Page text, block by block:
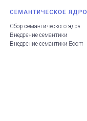
СЕМАНТИЧЕСКОЕ ЯДРО
Сбор семантического ядра
Внедрение семантики
Внедрение семантики Ecom